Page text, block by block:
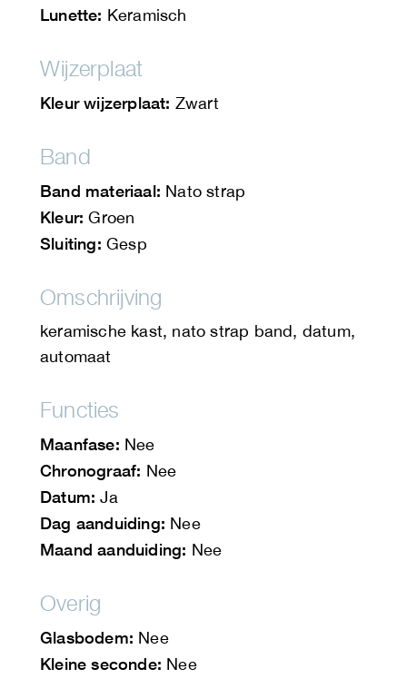
Lunette: Keramisch
Wijzerplaat
Kleur wijzerplaat: Zwart
Band
Band materiaal: Nato strap
Kleur: Groen
Sluiting: Gesp
Omschrijving
keramische kast, nato strap band, datum,
automaat
Functies
Maanfase: Nee
Chronograaf: Nee
Datum: Ja
Dag aanduiding: Nee
Maand aanduiding: Nee
Overig
Glasbodem: Nee
Kleine seconde: Nee